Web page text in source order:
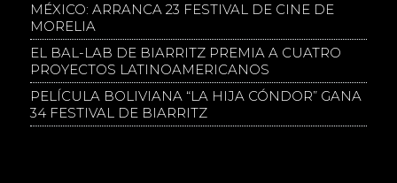
MÉXICO: ARRANCA 23 FESTIVAL DE CINE DE
MORELIA
EL BAL-LAB DE BIARRITZ PREMIA A CUATRO
PROYECTOS LATINOAMERICANOS
PELÍCULA BOLIVIANA “LA HIJA CÓNDOR” GANA
34 FESTIVAL DE BIARRITZ